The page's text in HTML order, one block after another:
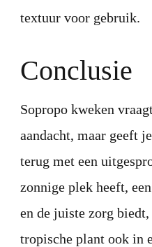
textuur voor gebruik.
Conclusie
Sopropo kweken
aandacht, maar geeft
terug met een
zonnige plek heeft,
en de juiste zorg
tropische plant ook in